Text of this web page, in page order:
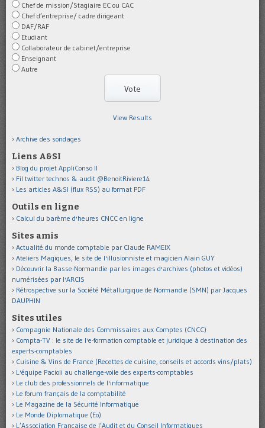
Chef de mission/Stagiaire EC ou CAC
Chef d’entreprise/ cadre dirigeant
DAF/RAF
Etudiant
Collaborateur de cabinet/entreprise
Enseignant
Autre
View Results
Archive des sondages
Liens A&SI
Blog du projet AppliConso II
Fil twitter technos & audit @BenoitRiviere14
Les articles A&SI (flux RSS) au format PDF
Outils en ligne
Calcul du barème d'heures CNCC en ligne
Sites amis
Actualité du monde comptable par Claude RAMEIX
Ateliers Magiques, le site de l'illusionniste et magicien Alain GUY
Découvrir la Basse-Normandie par les images d'archives (photos et vidéos)
numérisées par l'ARCIS
Rétrospective sur la Société Métallurgique de Normandie (SMN) par Jacques
DAUPHIN
Sites utiles
Compagnie Nationale des Commissaires aux Comptes (CNCC)
Compta-TV : le site de l'e-formation comptable et juridique à destination des
experts-comptables
Cuisine & Vins de France (Recettes de cuisine, conseils et accords vins/plats)
L'équipe Pacioli au challenge-voile des experts-comptables
Le club des professionnels de l'informatique
Le forum français de la comptabilité
Le Magazine de la Sécurité Informatique
Le Monde Diplomatique (Eo)
L’Association Française de l’Audit et du Conseil Informatiques